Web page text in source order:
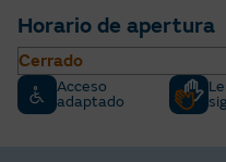
Horario de apertura
Cerrado
Acceso
adaptado